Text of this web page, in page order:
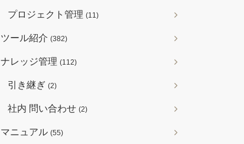
プロジェクト管理 (11)
ツール紹介 (382)
ナレッジ管理 (112)
引き継ぎ (2)
社内 問い合わせ (2)
マニュアル (55)